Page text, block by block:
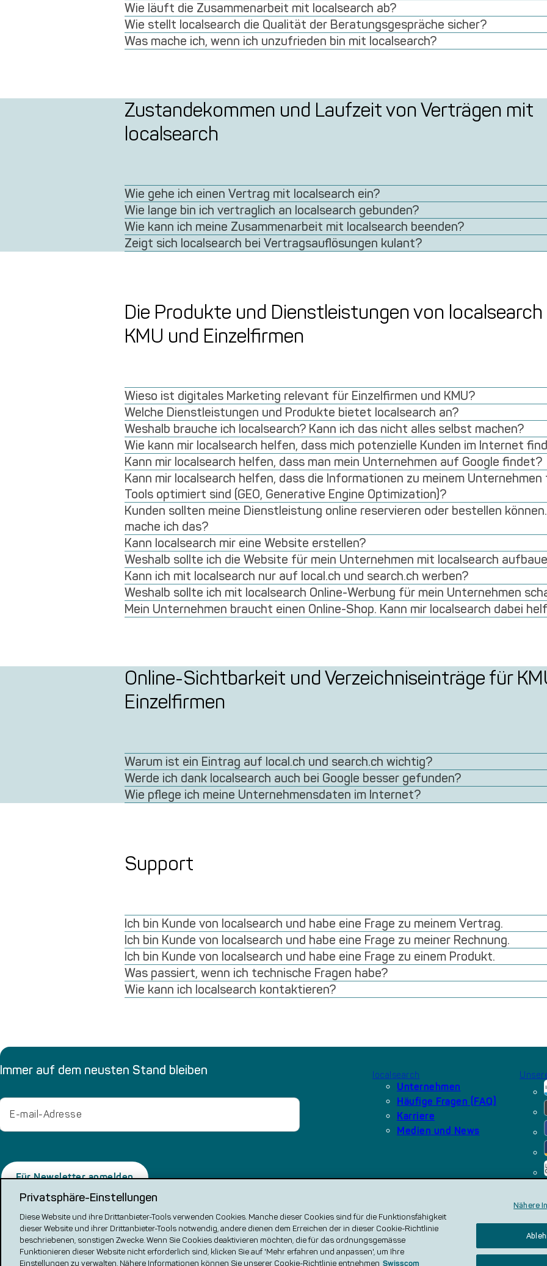
Wie läuft die Zusammenarbeit mit localsearch ab?
Wie stellt localsearch die Qualität der Beratungsgespräche sicher?
Was mache ich, wenn ich unzufrieden bin mit localsearch?
Zustandekommen und Laufzeit von Verträgen mit
localsearch
Wie gehe ich einen Vertrag mit localsearch ein?
Wie lange bin ich vertraglich an localsearch gebunden?
Wie kann ich meine Zusammenarbeit mit localsearch beenden?
Zeigt sich localsearch bei Vertragsauflösungen kulant?
Die Produkte und Dienstleistungen von
KMU und Einzelfirmen
Wieso ist digitales Marketing relevant für Einzelfirmen und KMU?
Welche Dienstleistungen und Produkte bietet localsearch an?
digitalONE
advertiseONE
MyCOCKPIT
MyLOCALINA
Weshalb brauche ich localsearch? Kann ich das nicht alles selbst machen?
Wie kann mir localsearch helfen, dass mich potenzielle Kunden im Internet
Kann mir localsearch helfen, dass man mein Unternehmen auf Google findet?
Kann mir localsearch helfen, dass die Informationen zu meinem Unternehmen
Tools optimiert sind (GEO, Generative Engine Optimization)?
Kunden sollten meine Dienstleistung online reservieren oder bestellen
mache ich das?
Kann localsearch mir eine Website erstellen?
Weshalb sollte ich die Website für mein Unternehmen mit localsearch
Kann ich mit localsearch nur auf local.ch und search.ch werben?
Weshalb sollte ich mit localsearch Online-Werbung für mein Unternehmen
Mein Unternehmen braucht einen Online-Shop. Kann mir localsearch dabei
Online-Sichtbarkeit und Verzeichniseinträge für
Einzelfirmen
Warum ist ein Eintrag auf local.ch und search.ch wichtig?
Werde ich dank localsearch auch bei Google besser gefunden?
Wie pflege ich meine Unternehmensdaten im Internet?
Support
Ich bin Kunde von localsearch und habe eine Frage zu meinem Vertrag.
Ich bin Kunde von localsearch und habe eine Frage zu meiner Rechnung.
Ich bin Kunde von localsearch und habe eine Frage zu einem Produkt.
Was passiert, wenn ich technische Fragen habe?
Wie kann ich localsearch kontaktieren?
Immer auf dem neusten Stand bleiben
Email
localsearch
Unternehmen
Häufige Fragen (FAQ)
Karriere
Medien und News
ImpressumDatenschutzCookie PolicyNutzungsbedingungenAGB und Produktbeschreibung
Bewertungsrichtlinien
Privatsphäre-Einstellungen
Diese Website und ihre Drittanbieter-Tools verwenden Cookies. Manche dieser Cookies sind für die Funktionsfähigkeit
dieser Website und ihrer Drittanbieter-Tools notwendig, andere dienen dem Erreichen der in dieser Cookie-Richtlinie
beschriebenen, sonstigen Zwecke. Wenn Sie Cookies deaktivieren möchten, die für das ordnungsgemässe
Funktionieren dieser Website nicht erforderlich sind, klicken Sie auf 'Mehr erfahren und anpassen', um Ihre
Einstellungen zu verwalten. Nähere Informationen können Sie unserer Cookie-Richtlinie entnehmen Swisscom
Nähere